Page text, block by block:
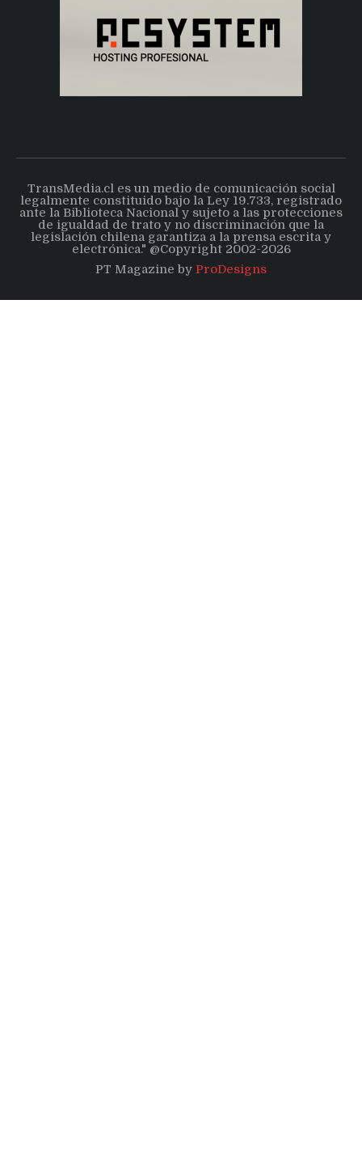
TransMedia.cl es un medio de comunicación social
legalmente constituido bajo la Ley 19.733, registrado
ante la Biblioteca Nacional y sujeto a las protecciones
de igualdad de trato y no discriminación que la
legislación chilena garantiza a la prensa escrita y
electrónica." @Copyright 2002-2026
PT Magazine by ProDesigns